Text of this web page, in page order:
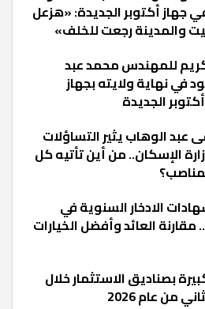
جهاز أكتوبر الجديدة: «هزعل
والمدينة رجعت للخلف»
للمهندس محمد عبد
في نهاية ولايته بجهاز
الجديدة
الوهاب يثير التساؤلات
الإسكان.. من أين تأتيه كل
الادخار السنوية في
مقارنة العائد وأفضل الخيارات
بصناديق الاستثمار خلال
من عام 2026